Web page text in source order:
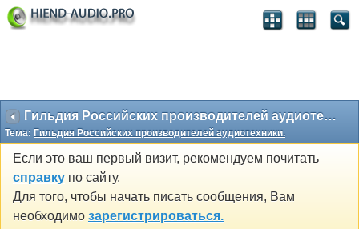
Гильдия Российских производителей аудиотехники.
Тема: Гильдия Российских производителей аудиотехники.
Если это ваш первый визит, рекомендуем почитать
справку по сайту.
Для того, чтобы начать писать сообщения, Вам
необходимо зарегистрироваться.